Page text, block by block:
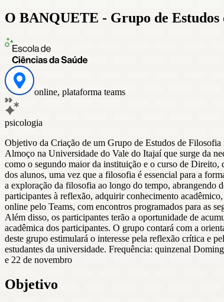
O BANQUETE - Grupo de
online, plataforma teams
psicologia
Objetivo da Criação de um Grupo de Estudos de
Almoço na Universidade do Vale do Itajaí que surge da
como o segundo maior da instituição e o curso de
dos alunos, uma vez que a filosofia é essencial para a
a exploração da filosofia ao longo do tempo, abrangendo
participantes à reflexão, adquirir conhecimento
online pelo Teams, com encontros programados para as
Além disso, os participantes terão a oportunidade de
acadêmica dos participantes. O grupo contará com a
deste grupo estimulará o interesse pela reflexão crítica e
estudantes da universidade. Frequência: quinzenal
e 22 de novembro
Objetivo